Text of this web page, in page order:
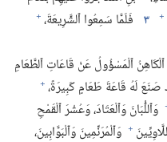
+ ٣ فَلَمَّا سَمِعُوا ٱلشَّرِيعَةَ،‏ +
ٱلْكَاهِنُ ٱلْمَسْؤُولُ عَنْ قَاعَاتِ ٱلطَّعَامِ
صَنَعَ لَهُ قَاعَةَ طَعَامٍ كَبِيرَةً،‏ +
وَٱللُّبَانَ وَٱلْعَتَادَ،‏ وَعُشْرَ ٱلْقَمْحِ
+ وَٱلْمُرَنِّمِينَ وَٱلْبَوَّابِينَ،‏